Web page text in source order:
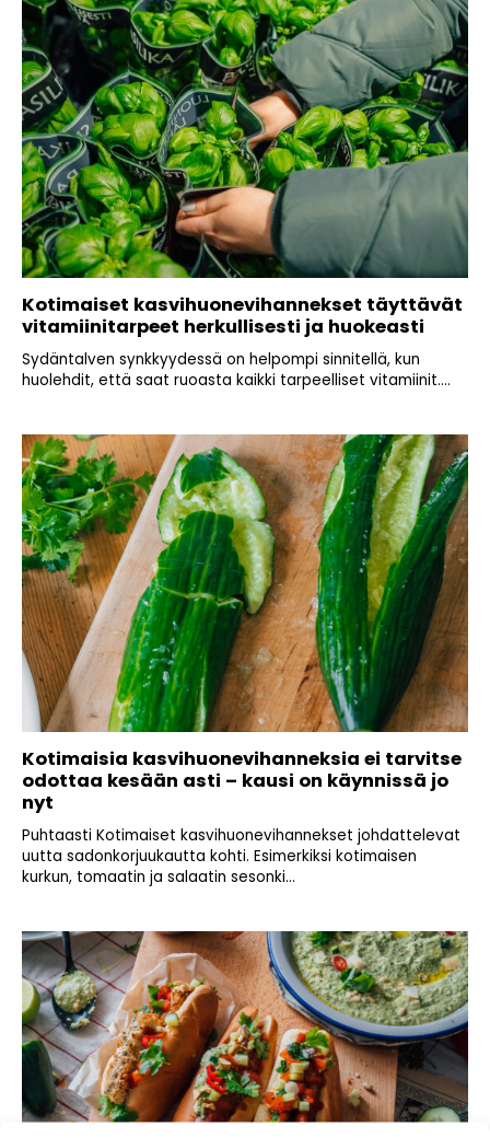
Kotimaiset kasvihuonevihannekset täyttävät
vitamiinitarpeet herkullisesti ja huokeasti
Sydäntalven synkkyydessä on helpompi sinnitellä, kun
huolehdit, että saat ruoasta kaikki tarpeelliset vitamiinit....
Kotimaisia kasvihuonevihanneksia ei tarvitse
odottaa kesään asti – kausi on käynnissä jo
nyt
Puhtaasti Kotimaiset kasvihuonevihannekset johdattelevat
uutta sadonkorjuukautta kohti. Esimerkiksi kotimaisen
kurkun, tomaatin ja salaatin sesonki...